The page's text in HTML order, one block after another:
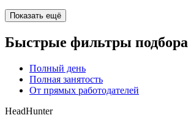
Показать ещё
Быстрые фильтры подбора
Полный день
Полная занятость
От прямых работодателей
HeadHunter